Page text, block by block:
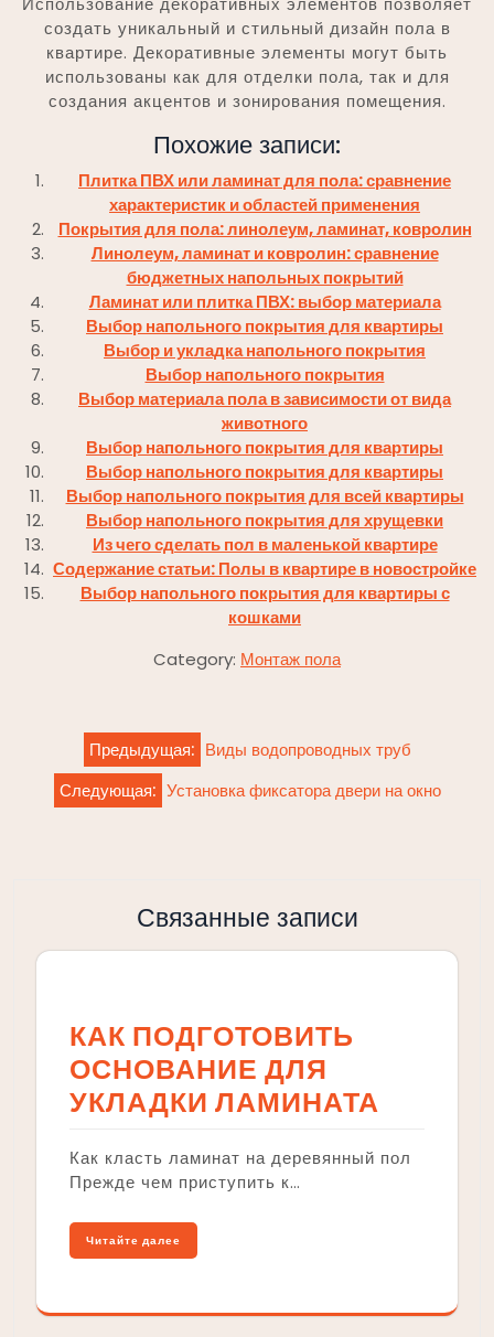
создать уникальный и стильный дизайн пола в
квартире. Декоративные элементы могут быть
использованы как для отделки пола, так и для
создания акцентов и зонирования помещения.
Похожие записи:
Плитка ПВХ или ламинат для пола: сравнение
характеристик и областей применения
Покрытия для пола: линолеум, ламинат, ковролин
Линолеум, ламинат и ковролин: сравнение
бюджетных напольных покрытий
Ламинат или плитка ПВХ: выбор материала
Выбор напольного покрытия для квартиры
Выбор и укладка напольного покрытия
Выбор напольного покрытия
Выбор материала пола в зависимости от вида
животного
Выбор напольного покрытия для квартиры
Выбор напольного покрытия для квартиры
Выбор напольного покрытия для всей квартиры
Выбор напольного покрытия для хрущевки
Из чего сделать пол в маленькой квартире
Содержание статьи: Полы в квартире в новостройке
Выбор напольного покрытия для квартиры с
кошками
Category: Монтаж пола
Навигация
записям
Предыдущая: Виды водопроводных труб
Следующая: Установка фиксатора двери на окно
Связанные записи
КАК ПОДГОТОВИТЬ
ОСНОВАНИЕ ДЛЯ
УКЛАДКИ ЛАМИНАТА
Как класть ламинат на деревянный пол
Прежде чем приступить к…
Читайте далее